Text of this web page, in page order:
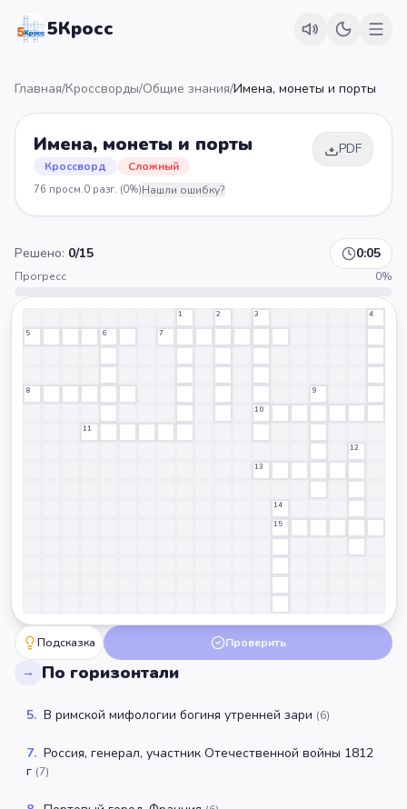
5Кросс
Главная/Кроссворды/Общие знания/Имена, монеты и порты
Имена, монеты и порты
Кроссворд Сложный
PDF
76 просм.0 разг. (0%)Нашли ошибку?
Решено: 0/15 0:05
Прогресс 0%
1 2 3
4
5
6 7
8
9
10
11
12
13
14
15
Подсказка Проверить
→ По горизонтали
5. В римской мифологии богиня утренней зари (6)
7. Россия, генерал, участник Отечественной войны 1812
г (7)